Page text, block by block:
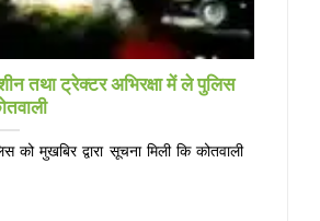
तथा ट्रेक्टर अभिरक्षा में ले पुलिस
मुखबिर द्वारा सूचना मिली कि कोतवाली